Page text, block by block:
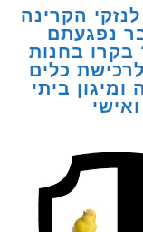
הקרינה
נפגעתם
בקרו בחנות
כלים
ומיגון ביתי
ואישי